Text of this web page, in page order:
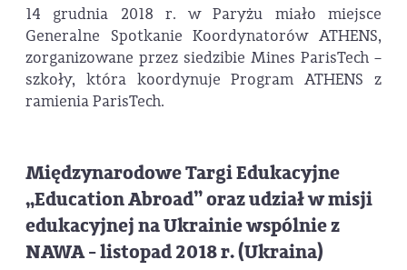
14 grudnia 2018 r. w Paryżu miało miejsce
Generalne Spotkanie Koordynatorów ATHENS,
zorganizowane przez siedzibie Mines ParisTech –
szkoły, która koordynuje Program ATHENS z
ramienia ParisTech.
Międzynarodowe Targi Edukacyjne
„Education Abroad” oraz udział w misji
edukacyjnej na Ukrainie wspólnie z
NAWA - listopad 2018 r. (Ukraina)